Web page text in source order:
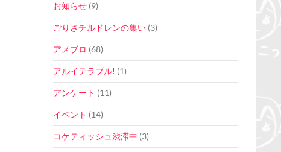
お知らせ (9)
ごりさチルドレンの集い (3)
アメブロ (68)
アルイテラブル! (1)
アンケート (11)
イベント (14)
コケティッシュ渋滞中 (3)